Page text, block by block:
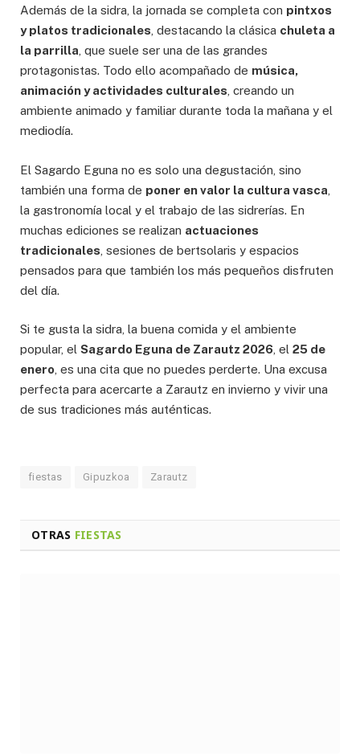
Además de la sidra, la jornada se completa con pintxos
y platos tradicionales, destacando la clásica chuleta a
la parrilla, que suele ser una de las grandes
protagonistas. Todo ello acompañado de música,
animación y actividades culturales, creando un
ambiente animado y familiar durante toda la mañana y el
mediodía.
El Sagardo Eguna no es solo una degustación, sino
también una forma de poner en valor la cultura vasca
la gastronomía local y el trabajo de las sidrerías. En
muchas ediciones se realizan actuaciones
tradicionales , sesiones de bertsolaris y espacios
pensados para que también los más pequeños disfruten
del día.
Si te gusta la sidra, la buena comida y el ambiente
popular, el Sagardo Eguna de Zarautz 2026 , el 25 de
enero , es una cita que no puedes perderte. Una excusa
perfecta para acercarte a Zarautz en invierno y vivir una
de sus tradiciones más auténticas.
fiestas Gipuzkoa Zarautz
OTRAS FIESTAS